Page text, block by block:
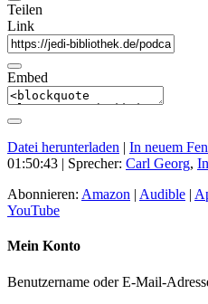
Teilen
Link
Embed
Datei herunterladen | In neuem
01:50:43 | Sprecher: Carl Georg,
Abonnieren: Amazon | Audible |
YouTube
Mein Konto
Benutzername oder E-Mail-